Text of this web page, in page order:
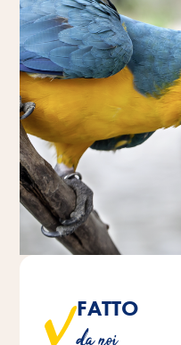
FATTO
Lo snack di
cotto secondo